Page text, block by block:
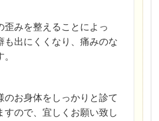
歪みを整えることによっ
も出にくくなり、痛みのな
のお身体をしっかりと診て
すので、宜しくお願い致し